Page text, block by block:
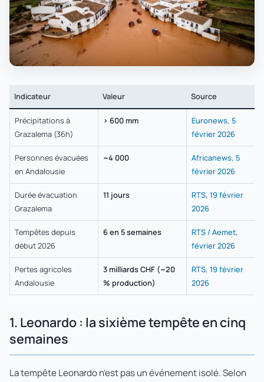
Indicateur Valeur Source
Précipitations à
Grazalema (36h)
> 600 mm
Euronews, 5
février 2026
Personnes évacuées
en Andalousie
~4 000
Africanews, 5
février 2026
Durée évacuation
Grazalema
11 jours
RTS, 19 février
2026
Tempêtes depuis
début 2026
6 en 5 semaines
RTS / Aemet,
février 2026
Pertes agricoles
Andalousie
3 milliards CHF (~20
% production)
RTS, 19 février
2026
1. Leonardo : la sixième tempête en cinq
semaines
La tempête Leonardo n'est pas un événement isolé. Selon